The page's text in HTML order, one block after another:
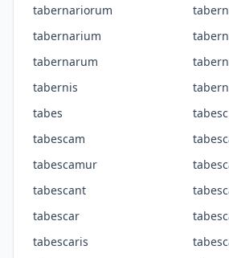
tabernariorum
tabernarium
tabernarum
tabernis
tabes
tabesc
tabescam
tabescamur
tabescant
tabescar
tabescaris